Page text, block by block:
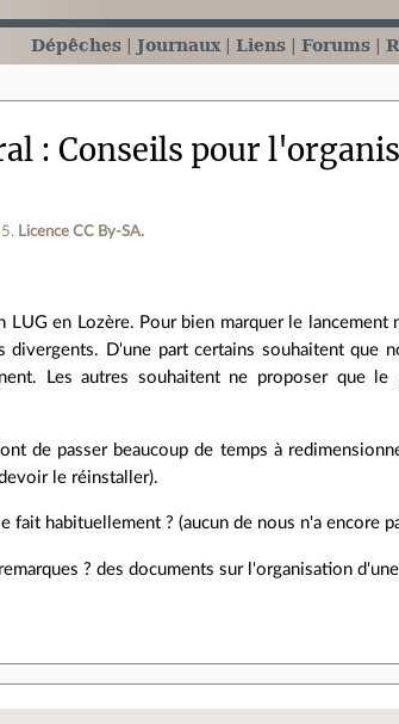
Dépêches Journaux Liens Forums
Conseils pour
. Licence CC By‑SA.
LUG en Lozère. Pour bien marquer le
divergents. D'une part certains souhaitent que
Les autres souhaitent ne proposer que le
de passer beaucoup de temps à
le réinstaller).
fait habituellement ? (aucun de nous n'a encore
? des documents sur l'organisation